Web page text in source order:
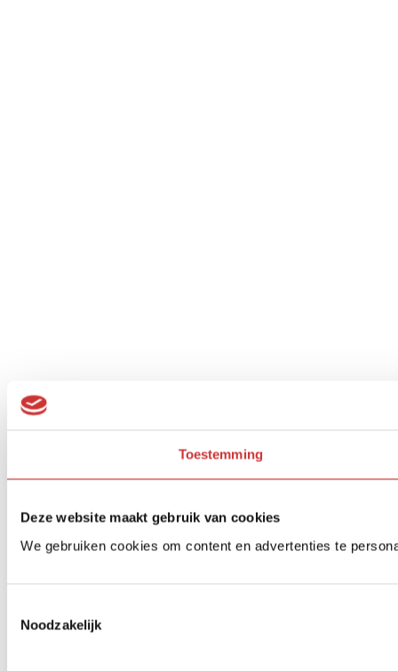
Toestemming
Deze website maakt gebruik van cookies
We gebruiken cookies om content en advertenties te
Noodzakelijk